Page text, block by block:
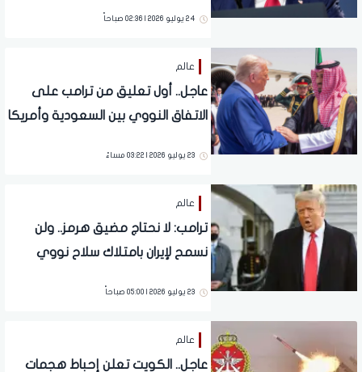
24 يوليو 2026 | 02:36 صباحاً
عالم
عاجل.. أول تعليق من ترامب على
الاتفاق النووي بين السعودية وأمريكا
23 يوليو 2026 | 03:22 مساءً
عالم
ترامب: لا نحتاج مضيق هرمز.. ولن
نسمح لإيران بامتلاك سلاح نووي
23 يوليو 2026 | 05:00 صباحاً
عالم
عاجل.. الكويت تعلن إحباط هجمات